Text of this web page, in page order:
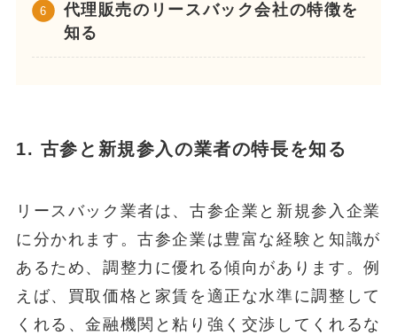
代理販売のリースバック会社の特徴を
知る
1. 古参と新規参入の業者の特長を知る
リースバック業者は、古参企業と新規参入企業
に分かれます。古参企業は豊富な経験と知識が
あるため、調整力に優れる傾向があります。例
えば、買取価格と家賃を適正な水準に調整して
くれる、金融機関と粘り強く交渉してくれるな